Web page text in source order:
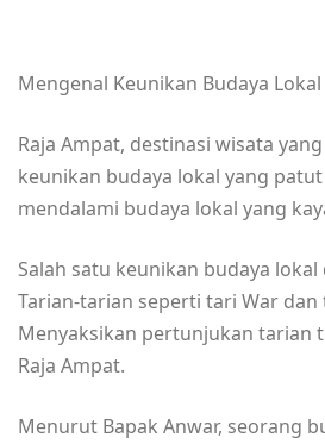
Mengenal Keunikan Budaya
Raja Ampat, destinasi wisata
keunikan budaya lokal yang
mendalami budaya lokal yang
Salah satu keunikan budaya
Tarian-tarian seperti tari War
Menyaksikan pertunjukan tarian
Raja Ampat.
Menurut Bapak Anwar, seorang